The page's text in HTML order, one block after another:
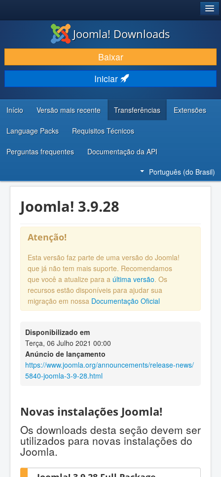
BAIXAR E APRIMORAR
DESCUBRA & APRENDA
COMUNIDADE & SUPORTE
RECURSOS PARA DESENVOLVEDORES
Joomla! Downloads
Baixar
Iniciar
Início Versão mais recente Transferências Extensões
Language Packs Requisitos Técnicos
Perguntas frequentes Documentação da API
Português (do Brasil)
Joomla! 3.9.28
Atenção!
Esta versão faz parte de uma versão do Joomla!
que já não tem mais suporte. Recomendamos
que você a atualize para a última versão. Os
recursos estão disponíveis para ajudar sua
migração em nossa Documentação Oficial
Disponibilizado em
Terça, 06 Julho 2021 00:00
Anúncio de lançamento
https://www.joomla.org/announcements/release-news/
5840-joomla-3-9-28.html
Novas instalações Joomla!
Os downloads desta seção devem ser
utilizados para novas instalações do
Joomla.